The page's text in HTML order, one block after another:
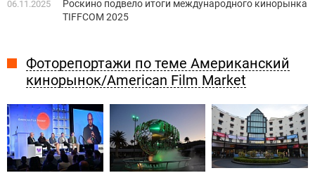
06.11.2025
Роскино подвело итоги международного кинорынка
TIFFCOM 2025
Фоторепортажи по теме Американский
кинорынок/American Film Market